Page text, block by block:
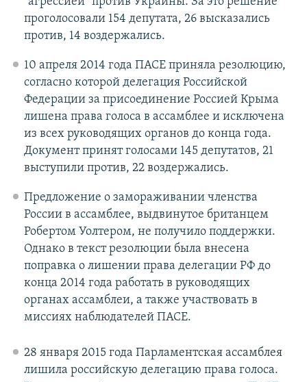
проголосовали 154 депутата, 26 высказались
против, 14 воздержались.
10 апреля 2014 года ПАСЕ приняла резолюцию,
согласно которой делегация Российской
Федерации за присоединение Россией Крыма
лишена права голоса в ассамблее и исключена
из всех руководящих органов до конца года.
Документ принят голосами 145 депутатов, 21
выступили против, 22 воздержались.
Предложение о замораживании членства
России в ассамблее, выдвинутое британцем
Робертом Уолтером, не получило поддержки.
Однако в текст резолюции была внесена
поправка о лишении права делегации РФ до
конца 2014 года работать в руководящих
органах ассамблеи, а также участвовать в
миссиях наблюдателей ПАСЕ.
28 января 2015 года Парламентская ассамблея
лишила российскую делегацию права голоса.